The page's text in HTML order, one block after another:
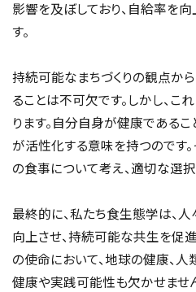
影響を及ぼしており、自給率を
す。
持続可能なまちづくりの観点か
ることは不可欠です。しかし、
ります。自分自身が健康であるこ
が活性化する意味を持つのです
の食事について考え、適切な選
最終的に、私たち食生態学は、
向上させ、持続可能な共生を促
の使命において、地球の健康、
健康や実践可能性も欠かせませ